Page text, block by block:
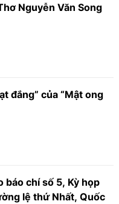
Nguyễn Văn Song
đắng” của “Mật ong
báo chí số 5, Kỳ họp
lệ thứ Nhất, Quốc